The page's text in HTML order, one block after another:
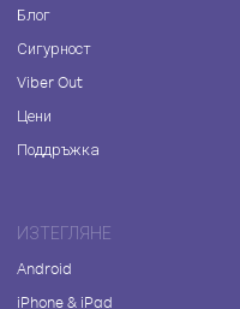
Блог
Сигурност
Viber Out
Цени
Поддръжка
ИЗТЕГЛЯНЕ
Android
iPhone & iPad